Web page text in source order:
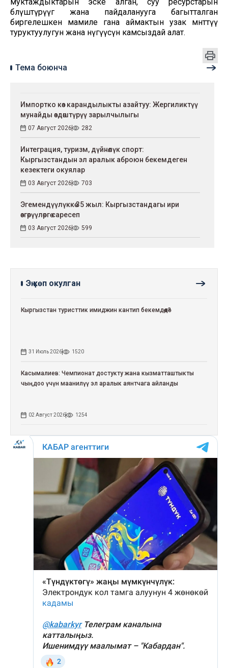
бөлүштүрүүгө жана пайдаланууга багытталган
биргелешкен мамиле гана аймактын узак мөөнөттүү
туруктуулугун жана өнүгүүсүн камсыздай алат.
Тема боюнча
Импортко көз карандылыкты азайтуу: Жергиликтүү
мунайды өздөштүрүү зарылчылыгы
07 Август 2026 282
Интеграция, туризм, дүйнөлүк спорт:
Кыргызстандын эл аралык аброюн бекемдеген
кезектеги окуялар
03 Август 2026 703
Эгемендүүлүккө 35 жыл: Кыргызстандагы ири
өзгөрүүлөргө саресеп
03 Август 2026 599
Эң көп окулган
Кыргызстан туристтик имиджин кантип бекемдөөдө?
31 Июль 2026 1520
Касымалиев: Чемпионат достукту жана кызматташтыкты
чыңдоо үчүн маанилүү эл аралык аянтчага айланды
02 Август 2026 1254